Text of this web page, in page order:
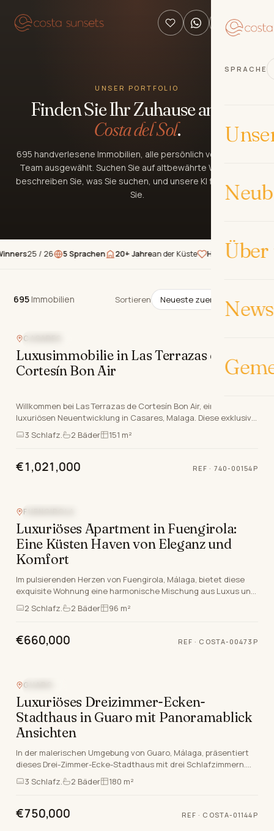
SPRACHE
Über
UNSER PORTFOLIO
Finden Sie Ihr Zuhause an der
Costa del Sol.
695 handverlesene Immobilien, alle persönlich von unserem
Team ausgewählt. Suchen Sie auf altbewährte Weise oder
beschreiben Sie, was Sie suchen, und unsere KI findet es für
Sie.
25 / 26 5 Sprachen 20+ Jahrean der Küste Handverlesene
695Immobilien
695 Immobilien Sortieren
CASARES
Luxusimmobilie in Las Terrazas de
Cortesín Bon Air
Willkommen bei Las Terrazas de Cortesín Bon Air, einer
luxuriösen Neuentwicklung in Casares, Malaga. Diese exklusive
Immobilie bietet eine Vielzahl atemberaube…
3 Schlafz. 2 Bäder 151 m²
€1,021,000 REF · 740-00154P
FUENGIROLA
Luxuriöses Apartment in Fuengirola:
Eine Küsten Haven von Eleganz und
Komfort
Im pulsierenden Herzen von Fuengirola, Málaga, bietet diese
exquisite Wohnung eine harmonische Mischung aus Luxus und
Komfort, die den quintessentialen Costa D…
2 Schlafz. 2 Bäder 96 m²
€660,000 REF · COSTA-00473P
GUARO
Luxuriöses Dreizimmer-Ecken-
Stadthaus in Guaro mit Panoramablick
Ansichten
In der malerischen Umgebung von Guaro, Málaga, präsentiert
dieses Drei-Zimmer-Ecke-Stadthaus mit drei Schlafzimmern.
Eingebettet in eine angesehene gated Gemei…
3 Schlafz. 2 Bäder 180 m²
€750,000 REF · COSTA-01144P